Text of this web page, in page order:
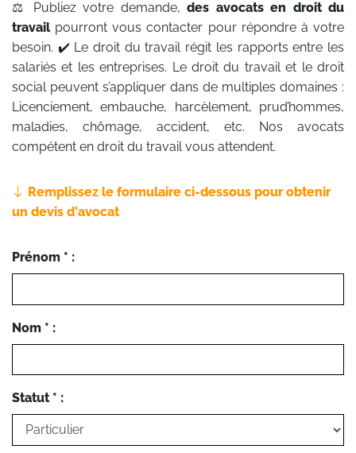
⚖️ Publiez votre demande,des avocats en droit du
travailpourront vous contacter pour répondre à votre
besoin. ✔️ Le droit du travail régit les rapports entre les
salariés et les entreprises. Le droit du travail et le droit
social peuvent s’appliquer dans de multiples domaines :
Licenciement, embauche, harcèlement, prud’hommes,
maladies, chômage, accident, etc. Nos avocats
compétent en droit du travail vous attendent.
Remplissez le formulaire ci-dessous pour obtenir
un devis d'avocat
Prénom * :
Nom * :
Statut * :